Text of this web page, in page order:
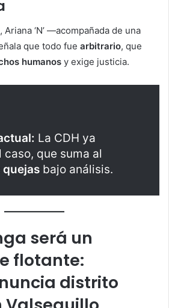
‘N’ —acompañada de una
que todo fue arbitrario, que
humanos y exige justicia.
La CDH ya
que suma al
bajo análisis.
será un
flotante:
distrito